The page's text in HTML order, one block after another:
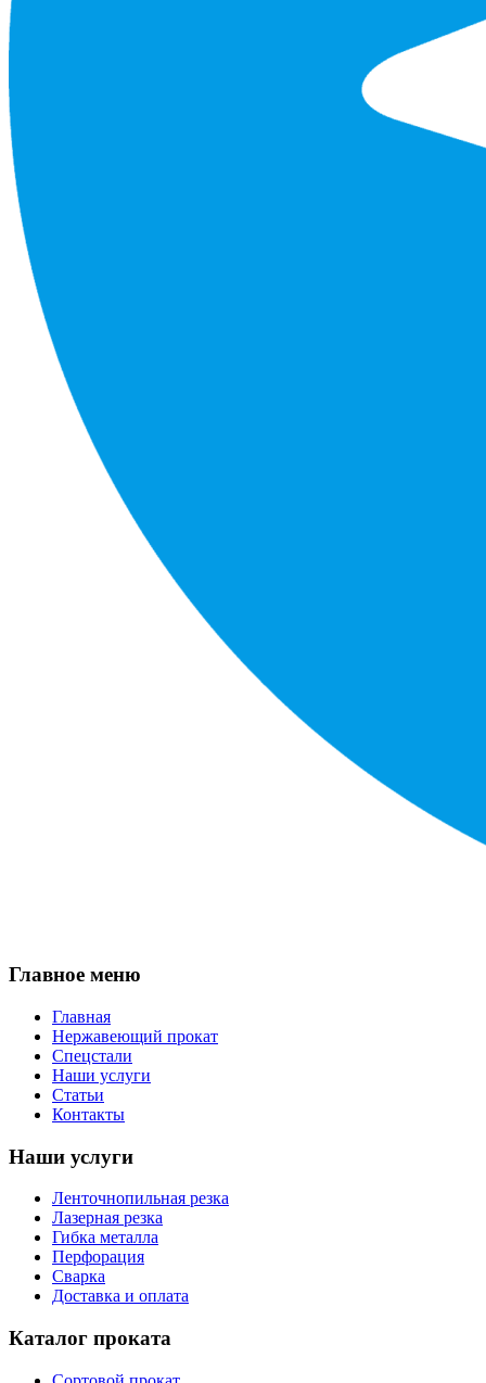
Главное меню
Главная
Нержавеющий прокат
Спецстали
Наши услуги
Статьи
Контакты
Наши услуги
Ленточнопильная резка
Лазерная резка
Гибка металла
Перфорация
Сварка
Доставка и оплата
Каталог проката